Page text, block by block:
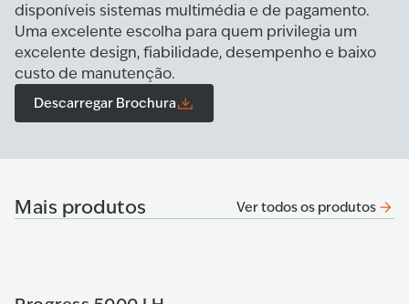
disponíveis sistemas multimédia e de pagamento.
Uma excelente escolha para quem privilegia um
excelente design, fiabilidade, desempenho e baixo
custo de manutenção.
Descarregar Brochura
Mais produtos Ver todos os produtos